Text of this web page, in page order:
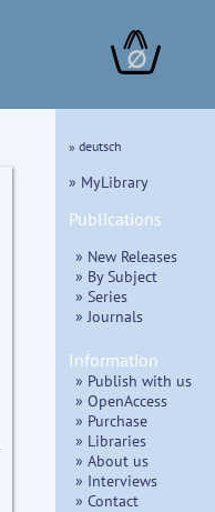
∅
» deutsch
» MyLibrary
Publications
» New Releases
» By Subject
» Series
» Journals
Information
» Publish with us
» OpenAccess
» Purchase
» Libraries
» About us
» Interviews
» Contact